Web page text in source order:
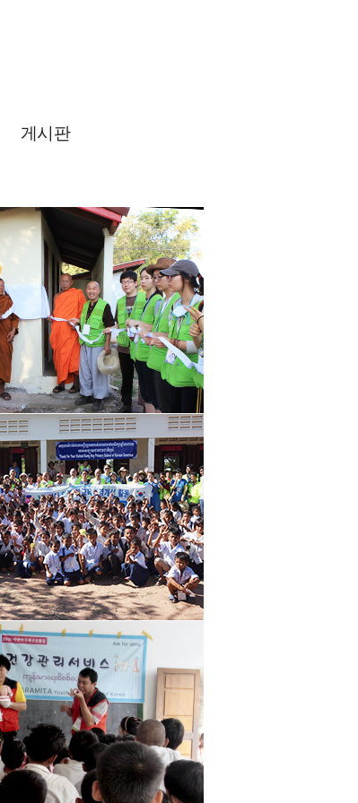
게시판
또한 봉사단원들은 다양한 국제행사에 자원봉사자